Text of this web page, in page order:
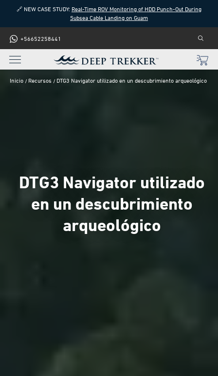
🔗 NEW CASE STUDY: Real-Time ROV Monitoring of HDD Punch-Out During
Subsea Cable Landing on Guam
+56652258441
Inicio Recursos DTG3 Navigator utilizado en un descubrimiento arqueológico
DTG3 Navigator utilizado
en un descubrimiento
arqueológico